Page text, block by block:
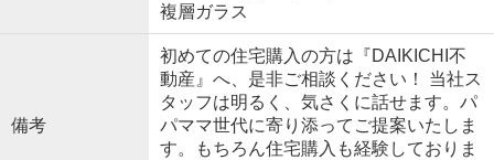
複層ガラス
備考
初めての住宅購入の方は『DAIKICHI不
動産』へ、是非ご相談ください！ 当社ス
タッフは明るく、気さくに話せます。パ
パママ世代に寄り添ってご提案いたしま
す。もちろん住宅購入も経験しておりま